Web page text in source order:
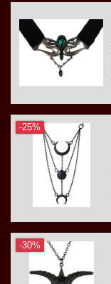
-25%
-30%